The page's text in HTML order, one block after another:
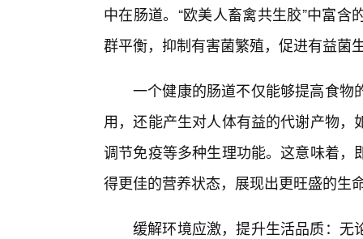
中在肠道。“欧美人畜禽共生胶”中富
群平衡，抑制有害菌繁殖，促进有益菌
一个健康的肠道不仅能够提高食物
用，还能产生对人体有益的代谢产物
调节免疫等多种生理功能。这意味着
得更佳的营养状态，展现出更旺盛的生
缓解环境应激，提升生活品质：无